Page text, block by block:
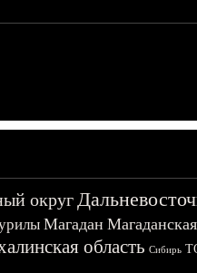
округ
Магадан
область Сибирь